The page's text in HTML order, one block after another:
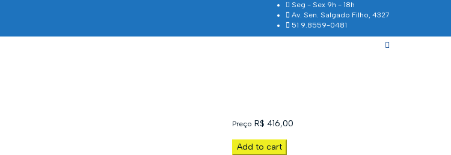
Seg - Sex 9h - 18h
Av. Sen. Salgado Filho, 4327
51 9.8559-0481
Preço R$ 416,00
Add to cart